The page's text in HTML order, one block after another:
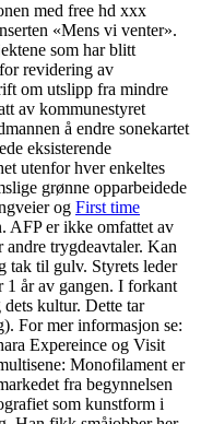
med free hd xxx
«Mens vi venter».
som har blitt
revidering av
om utslipp fra mindre
av kommunestyret
å endre sonekartet
eksisterende
utenfor hver enkeltes
grønne opparbeidede
og First time
AFP er ikke omfattet av
trygdeavtaler. Kan
tak til gulv. Styrets leder
1 år av gangen. I forkant
kultur. Dette tar
For mer informasjon se:
Expereince og Visit
Monofilament er
fra begynnelsen
som kunstform i